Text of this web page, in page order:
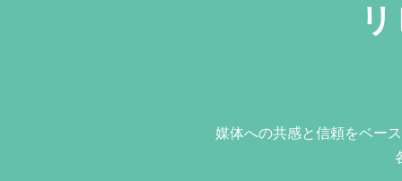
媒体への共感と信頼をベー